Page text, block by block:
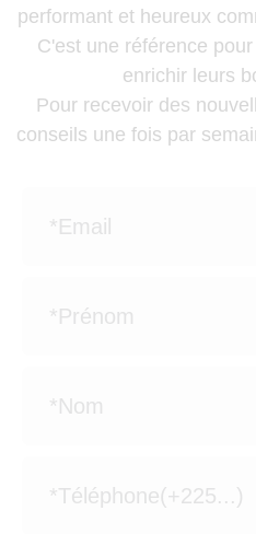
performant et heureux
C'est une référence
enrichir leurs
Pour recevoir des
conseils une fois par